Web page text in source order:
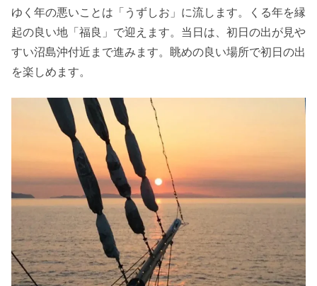
ゆく年の悪いことは「うずしお」に流します。くる年を縁
起の良い地「福良」で迎えます。当日は、初日の出が見や
すい沼島沖付近まで進みます。眺めの良い場所で初日の出
を楽しめます。